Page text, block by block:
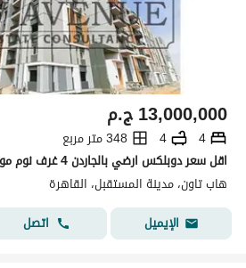
ج.م13,000,000
4
4
348 متر مربع
هاب تاون، مدينة المستقبل، القاهرة
الإيميل
اتصل